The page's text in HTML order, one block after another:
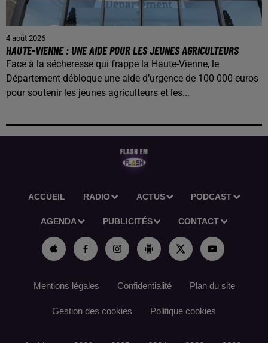
4 août 2026
HAUTE-VIENNE : UNE AIDE POUR LES JEUNES AGRICULTEURS
Face à la sécheresse qui frappe la Haute-Vienne, le
Département débloque une aide d’urgence de 100 000 euros
pour soutenir les jeunes agriculteurs et les...
ACCUEIL RADIO ACTUS PODCAST
AGENDA PUBLICITÉS CONTACT
Mentions légales Confidentialité Plan du site
Gestion des cookies Politique cookies